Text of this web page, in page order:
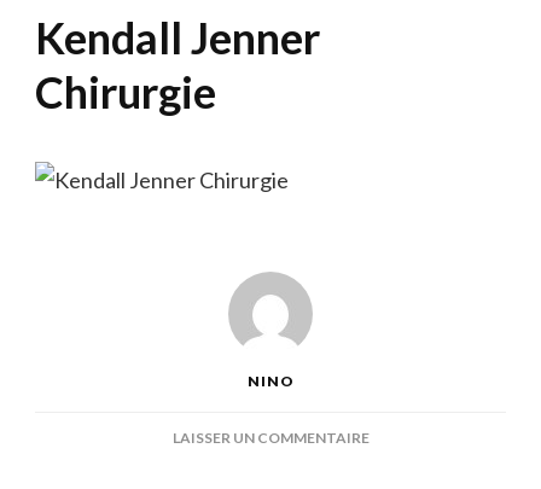
Kendall Jenner
Chirurgie
NINO
LAISSER UN COMMENTAIRESUR